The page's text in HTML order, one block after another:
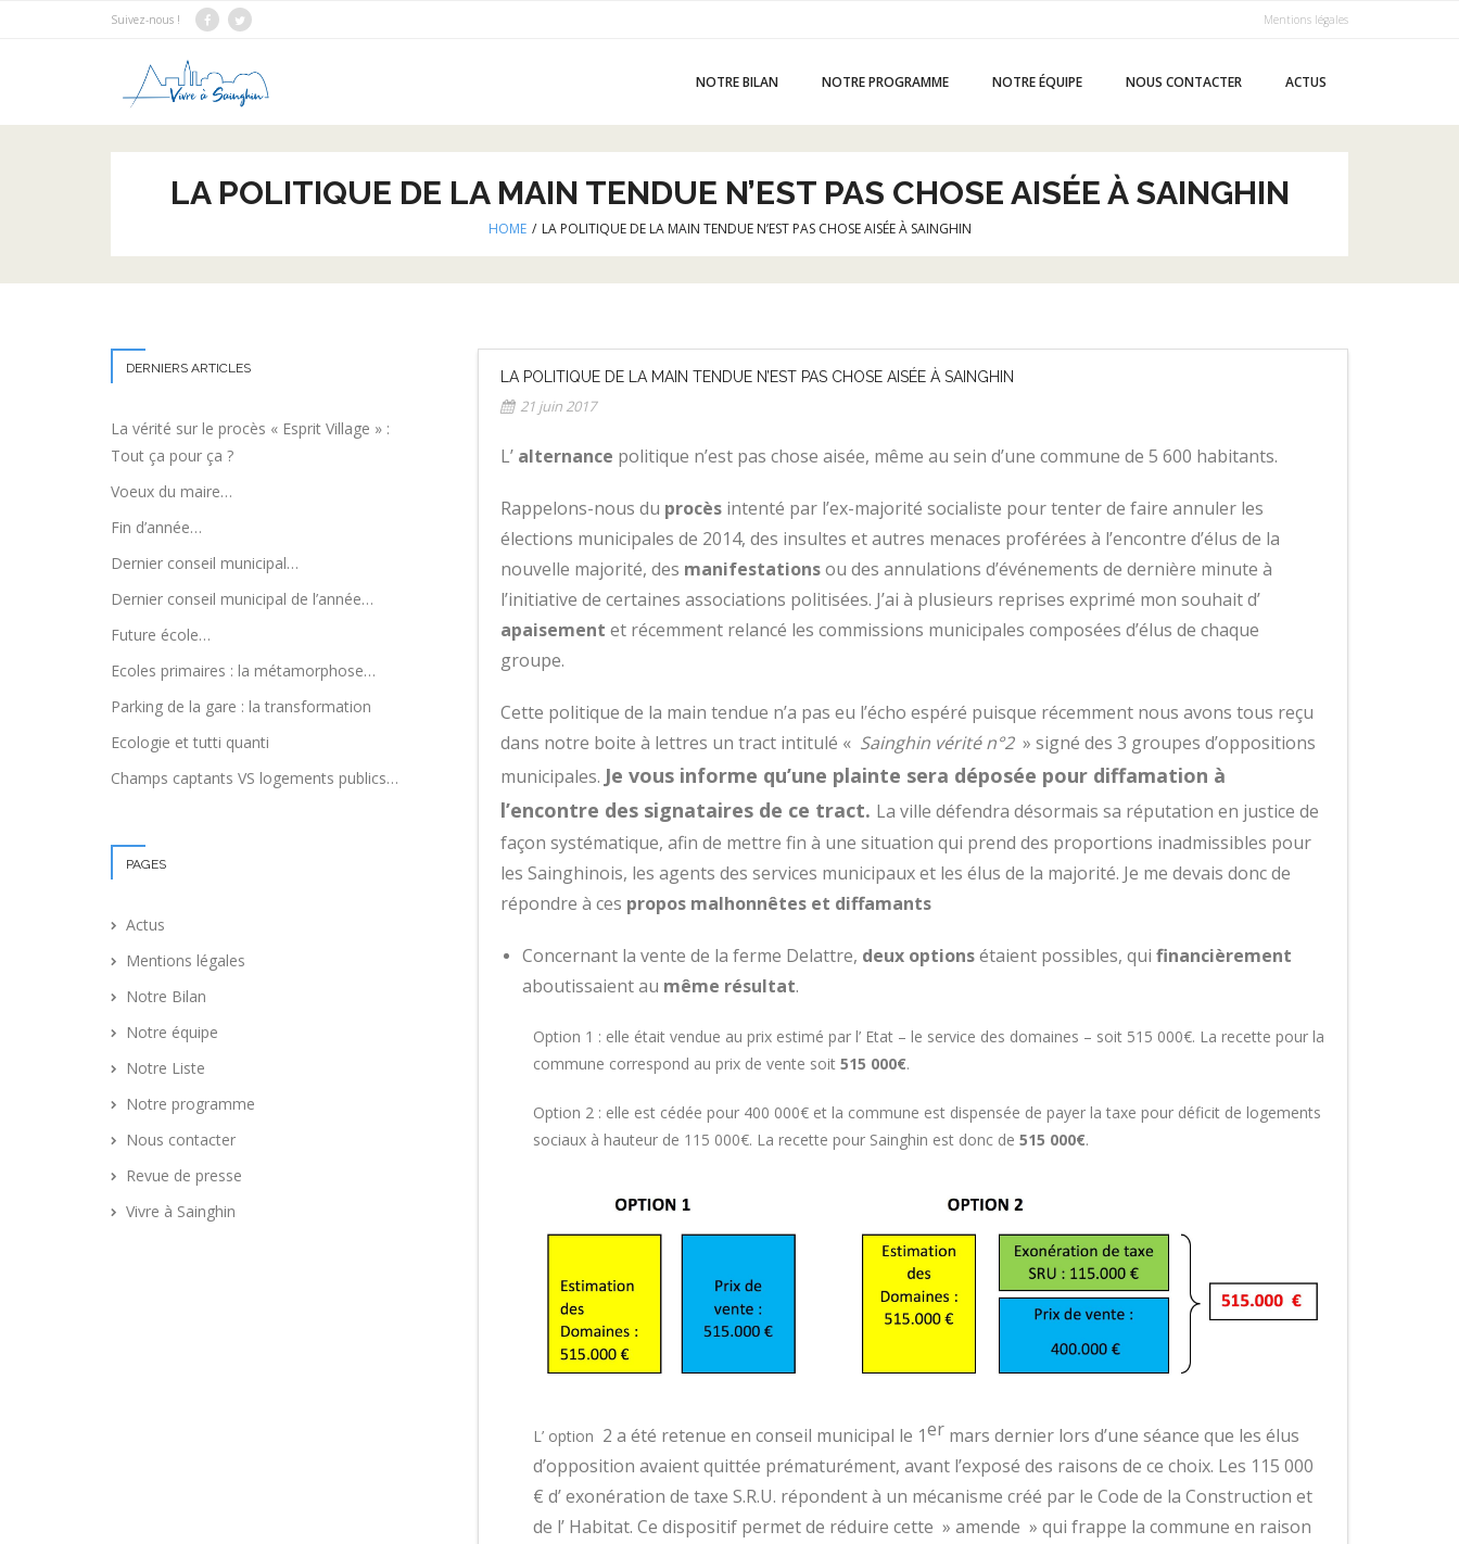
Suivez-nous ! Mentions légales
NOTRE BILAN NOTRE PROGRAMME NOTRE ÉQUIPE NOUS CONTACTER ACTUS
LA POLITIQUE DE LA MAIN TENDUE N’EST PAS CHOSE AISÉE À SAINGHIN
HOME / LA POLITIQUE DE LA MAIN TENDUE N’EST PAS CHOSE AISÉE À SAINGHIN
LA POLITIQUE DE LA MAIN TENDUE N’EST PAS CHOSE AISÉE À SAINGHIN
21 juin 2017
L’ alternance politique n’est pas chose aisée, même au sein d’une commune de 5 600 habitants.
Rappelons-nous du procèsintenté par l’ex-majorité socialiste pour tenter de faire annuler les
élections municipales de 2014, des insultes et autres menaces proférées à l’encontre d’élus de la
nouvelle majorité, des manifestationsou des annulations d’événements de dernière minute à
l’initiative de certaines associations politisées. J’ai à plusieurs reprises exprimé mon souhait d’
apaisement et récemment relancé les commissions municipales composées d’élus de chaque
groupe.
Cette politique de la main tendue n’a pas eu l’écho espéré puisque récemment nous avons tous reçu
dans notre boite à lettres un tract intitulé « Sainghin vérité n°2» signé des 3 groupes d’oppositions
municipales. Je vous informe qu’une plainte sera déposée pour diffamation à
l’encontre des signataires de ce tract. La ville défendra désormais sa réputation en justice de
façon systématique, afin de mettre fin à une situation qui prend des proportions inadmissibles pour
les Sainghinois, les agents des services municipaux et les élus de la majorité. Je me devais donc de
répondre à ces propos malhonnêtes et diffamants
Concernant la vente de la ferme Delattre, deux optionsétaient possibles, qui financièrement
aboutissaient au même résultat.
Option 1 : elle était vendue au prix estimé par l’ Etat – le service des domaines – soit 515 000€. La recette pour la
commune correspond au prix de vente soit 515 000€.
Option 2 : elle est cédée pour 400 000€ et la commune est dispensée de payer la taxe pour déficit de logements
sociaux à hauteur de 115 000€. La recette pour Sainghin est donc de 515 000€.
L’ option 2 a été retenue en conseil municipal le 1er mars dernier lors d’une séance que les élus
d’opposition avaient quittée prématurément, avant l’exposé des raisons de ce choix. Les 115 000
€ d’ exonération de taxe S.R.U. répondent à un mécanisme créé par le Code de la Construction et
de l’ Habitat. Ce dispositif permet de réduire cette » amende » qui frappe la commune en raison
DERNIERS ARTICLES
La vérité sur le procès « Esprit Village » :
Tout ça pour ça ?
Voeux du maire…
Fin d’année…
Dernier conseil municipal…
Dernier conseil municipal de l’année…
Future école…
Ecoles primaires : la métamorphose…
Parking de la gare : la transformation
Ecologie et tutti quanti
Champs captants VS logements publics…
PAGES
Actus
Mentions légales
Notre Bilan
Notre équipe
Notre Liste
Notre programme
Nous contacter
Revue de presse
Vivre à Sainghin